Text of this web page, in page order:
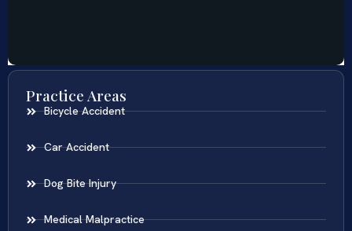
Practice Areas
Bicycle Accident
Car Accident
Dog Bite Injury
Medical Malpractice